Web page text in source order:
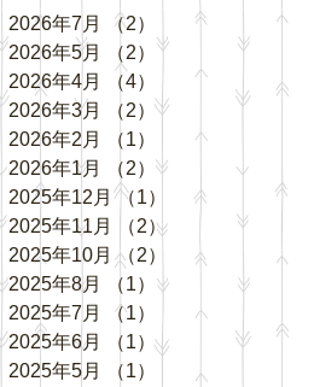
2026年7月 （2）
2件の記事
2026年5月
（2）
2件の記事
2026年4月
（4）
4件の記事
2026年3月
（2）2件の記事
2026年2月
（1）
1件の記事
2026年1月
（2） 2件の記事
2025年12月 （1）
1件の記事
2025年11月
（2）2件の記事
2025年10月 （2）
2件の記事
2025年8月
（1） 1件の記事
2025年7月
（1）
1件の記事
2025年6月
（1）1件の記事
2025年5月
（1）
1件の記事